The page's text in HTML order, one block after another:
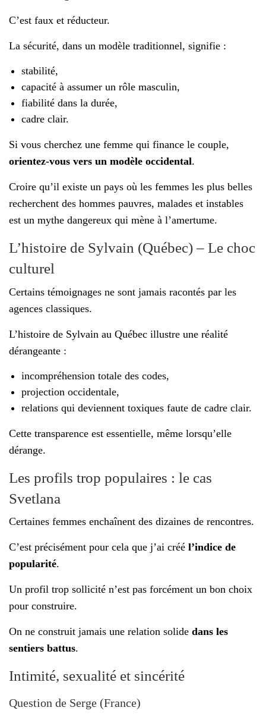
C’est faux et réducteur.
La sécurité, dans un modèle traditionnel, signifie :
stabilité,
capacité à assumer un rôle masculin,
fiabilité dans la durée,
cadre clair.
Si vous cherchez une femme qui finance le couple,
orientez-vous vers un modèle occidental.
Croire qu’il existe un pays où les femmes les plus belles
recherchent des hommes pauvres, malades et instables
est un mythe dangereux qui mène à l’amertume.
L’histoire de Sylvain (Québec) – Le choc
culturel
Certains témoignages ne sont jamais racontés par les
agences classiques.
L’histoire de Sylvain au Québec illustre une réalité
dérangeante :
incompréhension totale des codes,
projection occidentale,
relations qui deviennent toxiques faute de cadre clair.
Cette transparence est essentielle, même lorsqu’elle
dérange.
Les profils trop populaires : le cas
Svetlana
Certaines femmes enchaînent des dizaines de rencontres.
C’est précisément pour cela que j’ai créé l’indice de
popularité.
Un profil trop sollicité n’est pas forcément un bon choix
pour construire.
On ne construit jamais une relation solide dans les
sentiers battus.
Intimité, sexualité et sincérité
Question de Serge (France)